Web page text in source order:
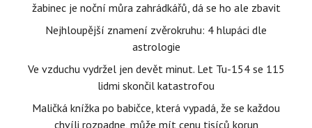
žabinec je noční můra zahrádkářů, dá se ho ale zbavit
Nejhloupější znamení zvěrokruhu: 4 hlupáci dle
astrologie
Ve vzduchu vydržel jen devět minut. Let Tu-154 se 115
lidmi skončil katastrofou
Maličká knížka po babičce, která vypadá, že se každou
chvíli rozpadne, může mít cenu tisíců korun